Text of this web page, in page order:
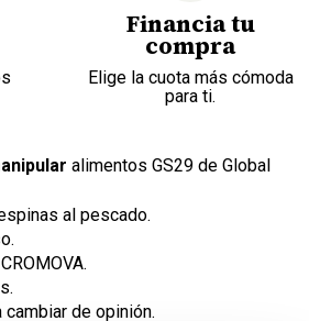
Financia tu
compra
Elige la cuota más cómoda
para ti.
alimentos GS29 de Global
al pescado.
de opinión.